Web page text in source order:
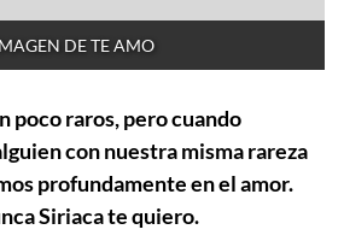
DE TE AMO
poco raros, pero cuando
con nuestra misma rareza
profundamente en el amor.
Siriaca te quiero.